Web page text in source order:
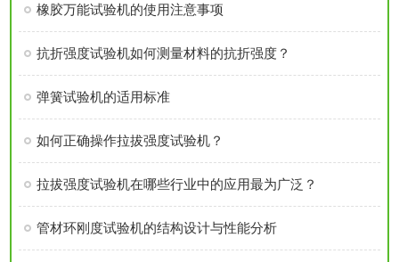
橡胶万能试验机的使用注意事项
抗折强度试验机如何测量材料的抗折强度？
弹簧试验机的适用标准
如何正确操作拉拔强度试验机？
拉拔强度试验机在哪些行业中的应用最为广泛？
管材环刚度试验机的结构设计与性能分析